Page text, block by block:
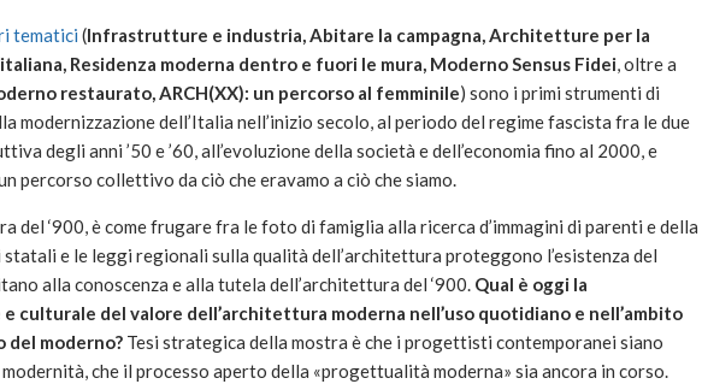
tematici (Infrastrutture e industria, Abitare la campagna, Architetture per la
Residenza moderna dentro e fuori le mura, Moderno Sensus Fidei, oltre a
restaurato, ARCH(XX): un percorso al femminile) sono i primi strumenti di
modernizzazione dell’Italia nell’inizio secolo, al periodo del regime fascista fra le due
degli anni ’50 e ’60, all’evoluzione della società e dell’economia fino al 2000, e
percorso collettivo da ciò che eravamo a ciò che siamo.
del ‘900, è come frugare fra le foto di famiglia alla ricerca d’immagini di parenti e della
e le leggi regionali sulla qualità dell’architettura proteggono l’esistenza del
alla conoscenza e alla tutela dell’architettura del ‘900. Qual è oggi la
culturale del valore dell’architettura moderna nell’uso quotidiano e nell’ambito
del moderno? Tesi strategica della mostra è che i progettisti contemporanei siano
che il processo aperto della «progettualità moderna» sia ancora in corso.